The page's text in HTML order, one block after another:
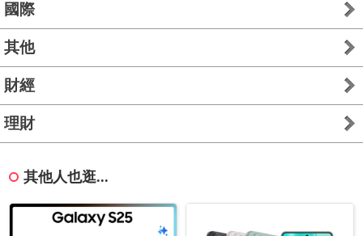
國際
其他
財經
理財
其他人也逛...